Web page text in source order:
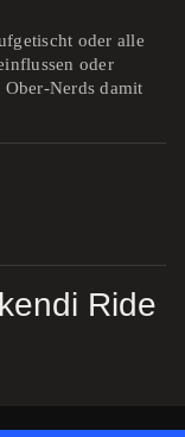
oder alle
oder
Nerds damit
Ride